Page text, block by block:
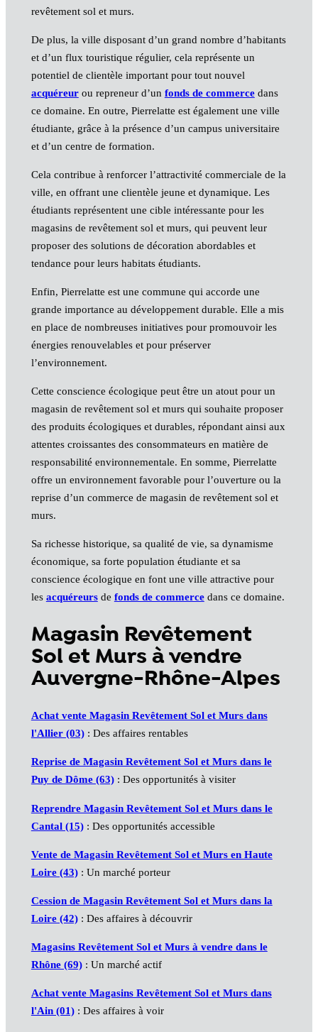
revêtement sol et murs.
De plus, la ville disposant d’un grand nombre d’habitants
et d’un flux touristique régulier, cela représente un
potentiel de clientèle important pour tout nouvel
acquéreurou repreneur d’un fonds de commercedans
ce domaine. En outre, Pierrelatte est également une ville
étudiante, grâce à la présence d’un campus universitaire
et d’un centre de formation.
Cela contribue à renforcer l’attractivité commerciale de la
ville, en offrant une clientèle jeune et dynamique. Les
étudiants représentent une cible intéressante pour les
magasins de revêtement sol et murs, qui peuvent leur
proposer des solutions de décoration abordables et
tendance pour leurs habitats étudiants.
Enfin, Pierrelatte est une commune qui accorde une
grande importance au développement durable. Elle a mis
en place de nombreuses initiatives pour promouvoir les
énergies renouvelables et pour préserver
l’environnement.
Cette conscience écologique peut être un atout pour un
magasin de revêtement sol et murs qui souhaite proposer
des produits écologiques et durables, répondant ainsi aux
attentes croissantes des consommateurs en matière de
responsabilité environnementale. En somme, Pierrelatte
offre un environnement favorable pour l’ouverture ou la
reprise d’un commerce de magasin de revêtement sol et
murs.
Sa richesse historique, sa qualité de vie, sa dynamisme
économique, sa forte population étudiante et sa
conscience écologique en font une ville attractive pour
les acquéreursde fonds de commercedans ce domaine.
Magasin Revêtement
Sol et Murs à vendre
Auvergne-Rhône-Alpes
Achat vente Magasin Revêtement Sol et Murs dans
l'Allier (03): Des affaires rentables
Reprise de Magasin Revêtement Sol et Murs dans le
Puy de Dôme (63): Des opportunités à visiter
Reprendre Magasin Revêtement Sol et Murs dans le
Cantal (15): Des opportunités accessible
Vente de Magasin Revêtement Sol et Murs en Haute
Loire (43): Un marché porteur
Cession de Magasin Revêtement Sol et Murs dans la
Loire (42): Des affaires à découvrir
Magasins Revêtement Sol et Murs à vendre dans le
Rhône (69): Un marché actif
Achat vente Magasins Revêtement Sol et Murs dans
l'Ain (01): Des affaires à voir